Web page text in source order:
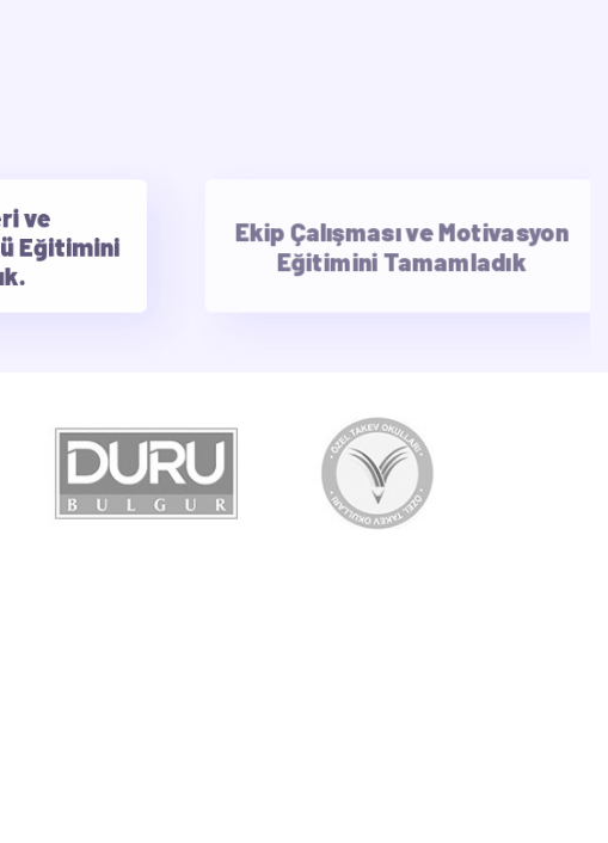
Ekip Çalışması ve Motivasyon
Eğitimini Tamamladık
ile 6.